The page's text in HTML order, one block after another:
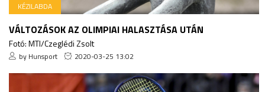
KÉZILABDA
VÁLTOZÁSOK AZ OLIMPIAI HALASZTÁSA UTÁN
Fotó: MTI/Czeglédi Zsolt
by Hunsport 2020-03-25 13:02